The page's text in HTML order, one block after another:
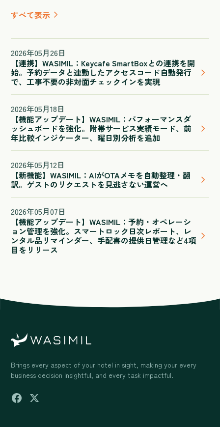
すべて表示
2026年05月26日
【連携】WASIMIL：Keycafe SmartBoxとの連携を開
始。予約データと連動したアクセスコード自動発行
で、工事不要の非対面チェックインを実現
2026年05月18日
【機能アップデート】WASIMIL：パフォーマンスダ
ッシュボードを強化。附帯サービス実績モード、前
年比較インジケーター、曜日別分析を追加
2026年05月12日
【新機能】WASIMIL：AIがOTAメモを自動整理・翻
訳。ゲストのリクエストを見逃さない運営へ
2026年05月07日
【機能アップデート】WASIMIL：予約・オペレーシ
ョン管理を強化。スマートロック日次レポート、レ
ンタル品リマインダー、手配書の提供日管理など4項
目をリリース
Brings every aspect of your hotel in sight, making your every
business decision insightful, and every task impactful.